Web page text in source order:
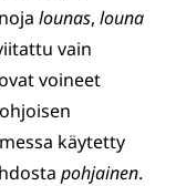
lounas, louna
vain
voineet
käytetty
pohjainen.